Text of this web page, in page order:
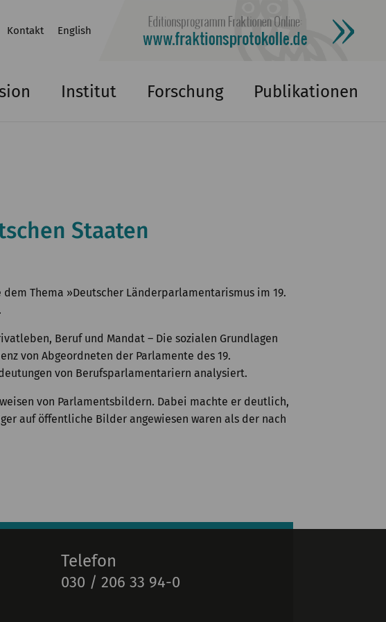
Kontakt English
Institut Forschung Publikationen
Staaten
Thema »Deutscher Länderparlamentarismus im 19.
Beruf und Mandat – Die sozialen Grundlagen
von Abgeordneten der Parlamente des 19.
von Berufsparlamentariern analysiert.
von Parlamentsbildern. Dabei machte er deutlich,
auf öffentliche Bilder angewiesen waren als der nach
Telefon
030 / 206 33 94-0